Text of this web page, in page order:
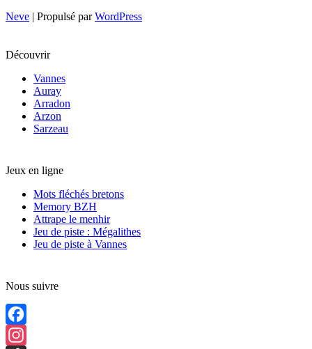
Neve | Propulsé parWordPress
Découvrir
Vannes
Auray
Arradon
Arzon
Sarzeau
Jeux en ligne
Mots fléchés bretons
Memory BZH
Attrape le menhir
Jeu de piste : Mégalithes
Jeu de piste à Vannes
Nous suivre
Facebook